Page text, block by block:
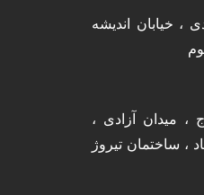
، خیابان اندیشه
، میدان آزادی ،
، ساختمان تیروژ